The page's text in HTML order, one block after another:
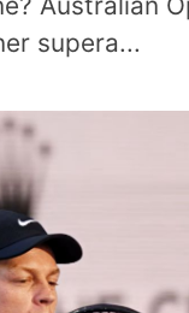
supera...